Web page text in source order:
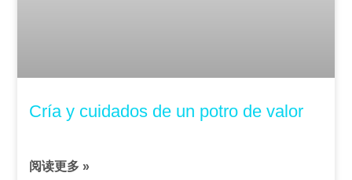
Cría y cuidados de un potro de valor
阅读更多 »